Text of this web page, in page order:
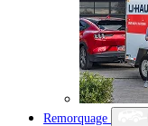
Remorquage